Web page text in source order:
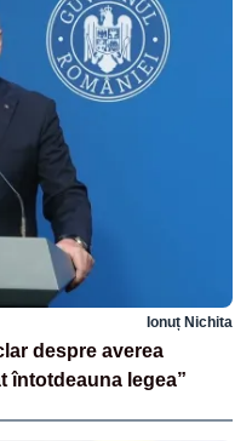
Ionuț Nichita
despre averea
întotdeauna legea”